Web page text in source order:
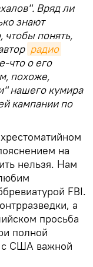
Вряд ли
знают
чтобы понять,
радио
что о его
похоже,
нашего кумира
кампании по
на
нельзя. Нам
FBI.
а
просьба
полной
с США важной